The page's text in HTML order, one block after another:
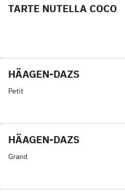
TARTE NUTELLA COCO
HÄAGEN-DAZS
Petit
HÄAGEN-DAZS
Grand